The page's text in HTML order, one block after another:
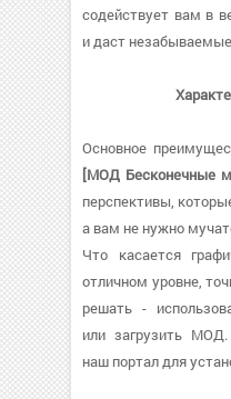
содействует вам в
и даст
Основное
[МОД Бесконечные
перспективы,
а вам не нужно
Что касается
отличном уровне,
решать -
или загрузить
наш портал для